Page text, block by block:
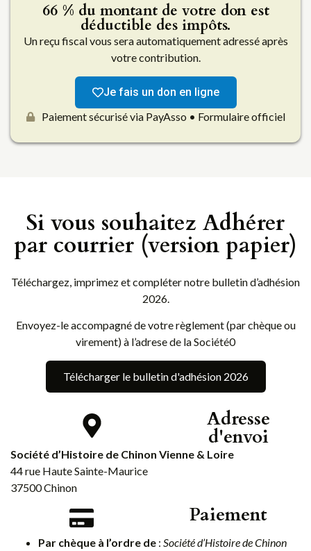
66 % du montant de votre don est
déductible des impôts.
Un reçu fiscal vous sera automatiquement adressé après
votre contribution.
Je fais un don en ligne
Paiement sécurisé via PayAsso • Formulaire officiel
Si vous souhaitez Adhérer
par courrier (version papier)
Téléchargez, imprimez et compléter notre bulletin d’adhésion
2026.
Envoyez-le accompagné de votre règlement (par chèque ou
virement) à l’adrese de la Société0
Télécharger le bulletin d'adhésion 2026
Adresse
d'envoi
Société d’Histoire de Chinon Vienne & Loire
44 rue Haute Sainte-Maurice
37500 Chinon
Paiement
Par chèque à l’ordre de : Société d’Histoire de Chinon